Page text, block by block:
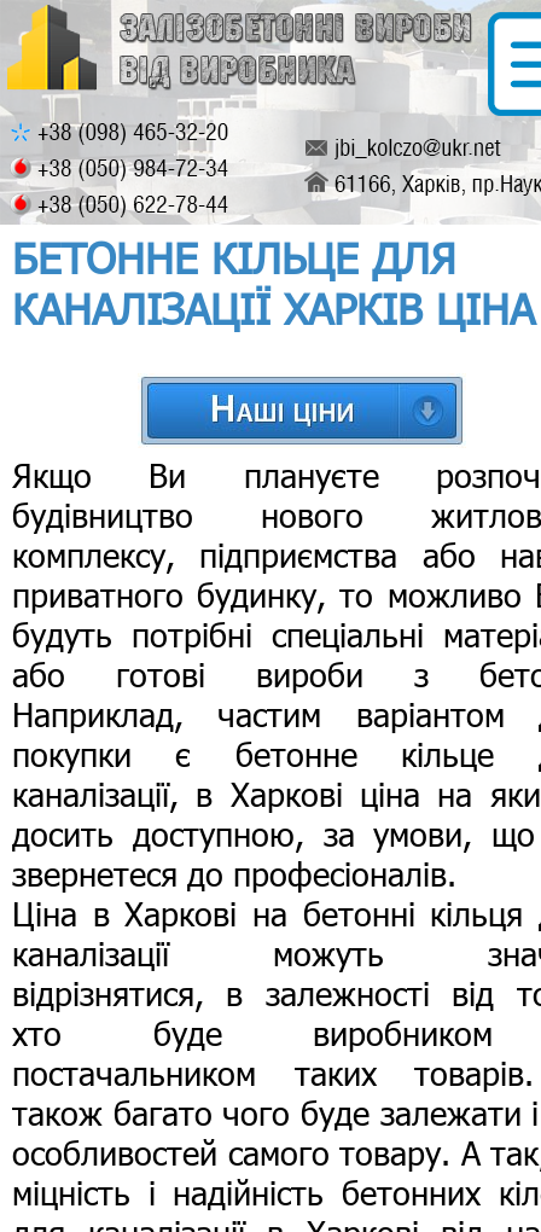
БЕТОННЕ КІЛЬЦЕ ДЛЯ
КАНАЛІЗАЦІЇ ХАРКІВ ЦІНА
Якщо Ви плануєте
будівництво нового
комплексу, підприємства або
приватного будинку, то можливо
будуть потрібні спеціальні
або готові вироби з
Наприклад, частим варіантом
покупки є бетонне кільце
каналізації, в Харкові ціна на
досить доступною, за умови,
звернетеся до професіоналів.
Ціна в Харкові на бетонні кільця
каналізації можуть
відрізнятися, в залежності від
хто буде
постачальником таких
також багато чого буде залежати і
особливостей самого товару. А
міцність і надійність бетонних